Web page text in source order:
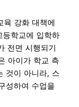
육 강화 대책에
학교에 입학하
전면 시행되기
아이가 학교 측
것이 아니라, 스
성하여 수업을